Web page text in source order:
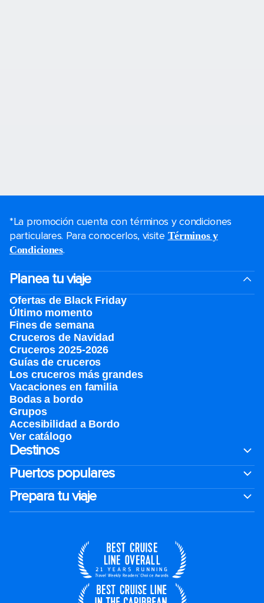
*La promoción cuenta con términos y condiciones
particulares. Para conocerlos, visite Términos y
Condiciones.
Planea tu viaje
Ofertas de Black Friday
Último momento
Fines de semana
Cruceros de Navidad
Cruceros 2025-2026
Guías de cruceros
Los cruceros más grandes
Vacaciones en familia
Bodas a bordo
Grupos
Accesibilidad a Bordo
Ver catálogo
Destinos
Puertos populares
Prepara tu viaje